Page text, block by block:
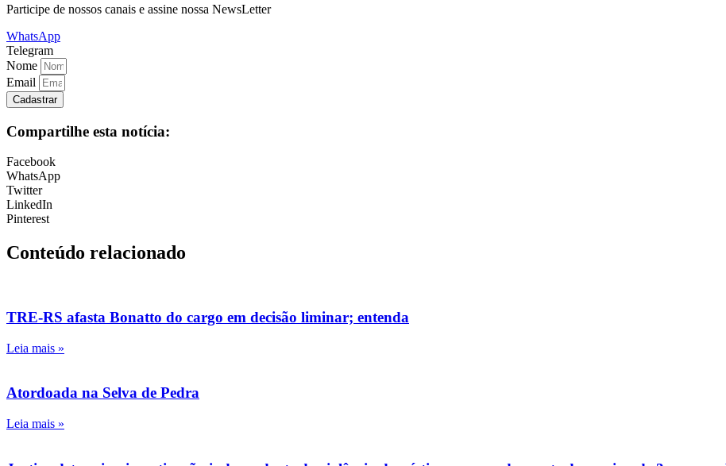
Participe de nossos canais e assine nossa NewsLetter
WhatsApp
Telegram
Nome
Email
Cadastrar
Compartilhe esta notícia:
Facebook
WhatsApp
Twitter
LinkedIn
Pinterest
Conteúdo relacionado
TRE-RS afasta Bonatto do cargo em decisão liminar; entenda
Leia mais »
Atordoada na Selva de Pedra
Leia mais »